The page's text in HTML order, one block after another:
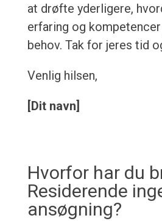
at drøfte yderligere,
erfaring og
behov. Tak for jeres tid
Venlig hilsen,
[Dit navn]
Hvorfor har du
Residerende
ansøgning?